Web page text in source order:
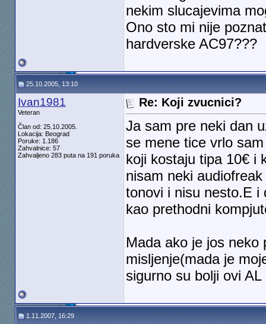
nekim slucajevima
Ono sto mi nije
hardverske AC97???
25.10.2005, 13:10
Ivan1981
Veteran
Član od: 25.10.2005.
Lokacija: Beograd
Poruke: 1.186
Zahvalnice: 57
Zahvaljeno 283 puta na 191 poruka
Re: Koji zvucnici?
Ja sam pre neki dan
se mene tice vrlo
koji kostaju tipa 10€ i
nisam neki
tonovi i nisu nesto.E i
kao prethodni
Mada ako je jos neko
misljenje(mada je
sigurno su bolji ovi
1.11.2007, 16:29